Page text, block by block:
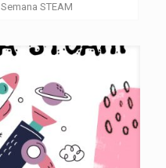
Semana STEAM